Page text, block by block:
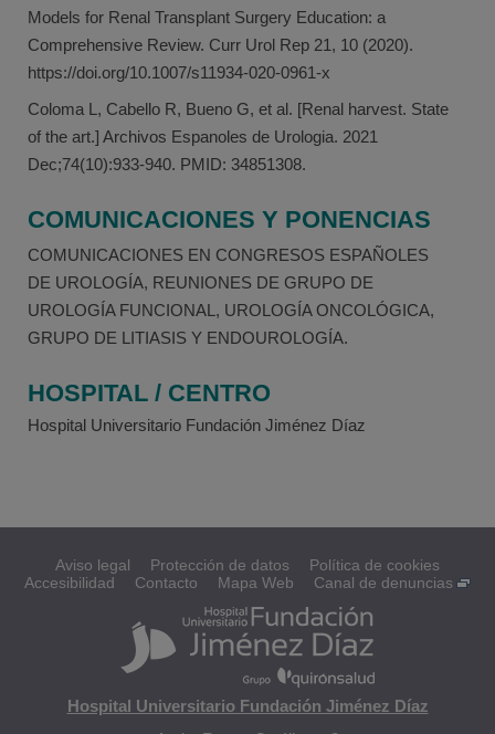
Models for Renal Transplant Surgery Education: a
Comprehensive Review. Curr Urol Rep 21, 10 (2020).
https://doi.org/10.1007/s11934-020-0961-x
Coloma L, Cabello R, Bueno G, et al. [Renal harvest. State
of the art.] Archivos Espanoles de Urologia. 2021
Dec;74(10):933-940. PMID: 34851308.
COMUNICACIONES Y PONENCIAS
COMUNICACIONES EN CONGRESOS ESPAÑOLES
DE UROLOGÍA, REUNIONES DE GRUPO DE
UROLOGÍA FUNCIONAL, UROLOGÍA ONCOLÓGICA,
GRUPO DE LITIASIS Y ENDOUROLOGÍA.
HOSPITAL / CENTRO
Hospital Universitario Fundación Jiménez Díaz
Aviso legal Protección de datos
Política de cookies
Accesibilidad
Contacto Mapa Web Canal de denuncias
Hospital Universitario Fundación Jiménez Díaz